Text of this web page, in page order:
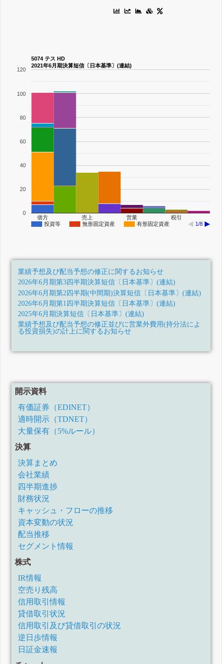
5074 テス HD
2021年6月期決算短信〔日本基準〕(連結)
投資等 無形固定資産 有形固定資産 1/8
借方 売上 営業 税引
0
20
40
60
80
100
120
業績予想及び配当予想の修正に関するお知らせ
2026年6月期第3四半期決算短信〔日本基準〕(連結)
2026年6月期第2四半期(中間期)決算短信〔日本基準〕(連結)
2026年6月期第1四半期決算短信〔日本基準〕(連結)
2025年6月期決算短信〔日本基準〕(連結)
業績予想及び配当予想の修正並びに営業外費用(持分法によ
る投資損失)の計上に関するお知らせ
2025年6月期第2四半期(中間期)決算短信〔日本基準〕(連結)
2024年6月期決算短信〔日本基準〕(連結)
業績予想の修正に関するお知らせ
2024年6月期第3四半期決算短信〔日本基準〕(連結)
2024年6月期第2四半期決算短信〔日本基準〕(連結)
2024年6月期第1四半期決算短信〔日本基準〕(連結)
2023年6月期決算短信〔日本基準〕(連結)
業績予想及び配当予想の修正に関するお知らせ
2023年6月期第3四半期決算短信〔日本基準〕(連結)
2023年6月期第2四半期決算短信〔日本基準〕(連結)
2023年6月期第1四半期決算短信〔日本基準〕(連結)
2022年6月期決算短信〔日本基準〕(連結)
2022年6月期第3四半期決算短信〔日本基準〕(連結)
2022年6月期第2四半期決算短信〔日本基準〕(連結)
2022年6月期第1四半期決算短信〔日本基準〕(連結)
2021年6月期決算短信〔日本基準〕(連結)
2021年6月期第3四半期決算短信〔日本基準〕(連結)
開示資料
有価証券（EDINET）
適時開示（TDNET）
大量保有（5%ルール）
決算
決算まとめ
会社業績
四半期進捗
財務状況
キャッシュ・フローの推移
資本変動の状況
配当推移
セグメント情報
株式
IR情報
空売り残高
信用取引情報
貸借取引状況
信用取引及び貸借取引の状況
逆日歩情報
日証金速報